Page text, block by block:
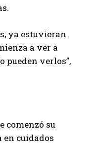
ya estuvieran
a ver a
pueden verlos”,
comenzó su
cuidados